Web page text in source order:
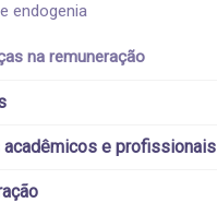
endogenia
na remuneração
e profissionais